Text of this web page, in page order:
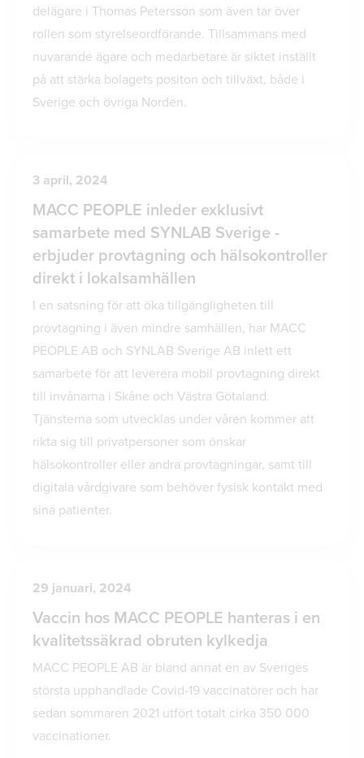
delägare i Thomas Petersson som även tar över
rollen som styrelseordförande. Tillsammans med
nuvarande ägare och medarbetare är siktet inställt
på att stärka bolagets positon och tillväxt, både i
Sverige och övriga Norden.
3 april, 2024
MACC PEOPLE inleder exklusivt
samarbete med SYNLAB Sverige -
erbjuder provtagning och hälsokontroller
direkt i lokalsamhällen
I en satsning för att öka tillgängligheten till
provtagning i även mindre samhällen, har MACC
PEOPLE AB och SYNLAB Sverige AB inlett ett
samarbete för att leverera mobil provtagning direkt
till invånarna i Skåne och Västra Götaland.
Tjänsterna som utvecklas under våren kommer att
rikta sig till privatpersoner som önskar
hälsokontroller eller andra provtagningar, samt till
digitala vårdgivare som behöver fysisk kontakt med
sina patienter.
29 januari, 2024
Vaccin hos MACC PEOPLE hanteras i en
kvalitetssäkrad obruten kylkedja
MACC PEOPLE AB är bland annat en av Sveriges
största upphandlade Covid-19 vaccinatörer och har
sedan sommaren 2021 utfört totalt cirka 350 000
vaccinationer.